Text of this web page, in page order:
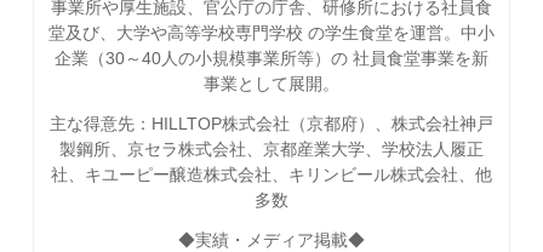
事業所や厚生施設、官公庁の庁舎、研修所における社員食
堂及び、大学や高等学校専門学校 の学生食堂を運営。中小
企業（30～40人の小規模事業所等）の 社員食堂事業を新
事業として展開。
主な得意先：HILLTOP株式会社（京都府）、株式会社神戸
製鋼所、京セラ株式会社、京都産業大学、学校法人履正
社、キユーピー醸造株式会社、キリンビール株式会社、他
多数
◆実績・メディア掲載◆